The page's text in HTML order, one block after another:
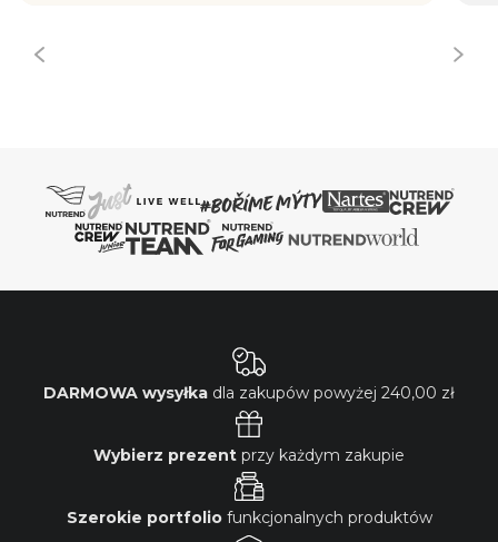
DARMOWA wysyłka dla zakupów powyżej 240,00 zł
Wybierz prezent przy każdym zakupie
Szerokie portfoliofunkcjonalnych produktów